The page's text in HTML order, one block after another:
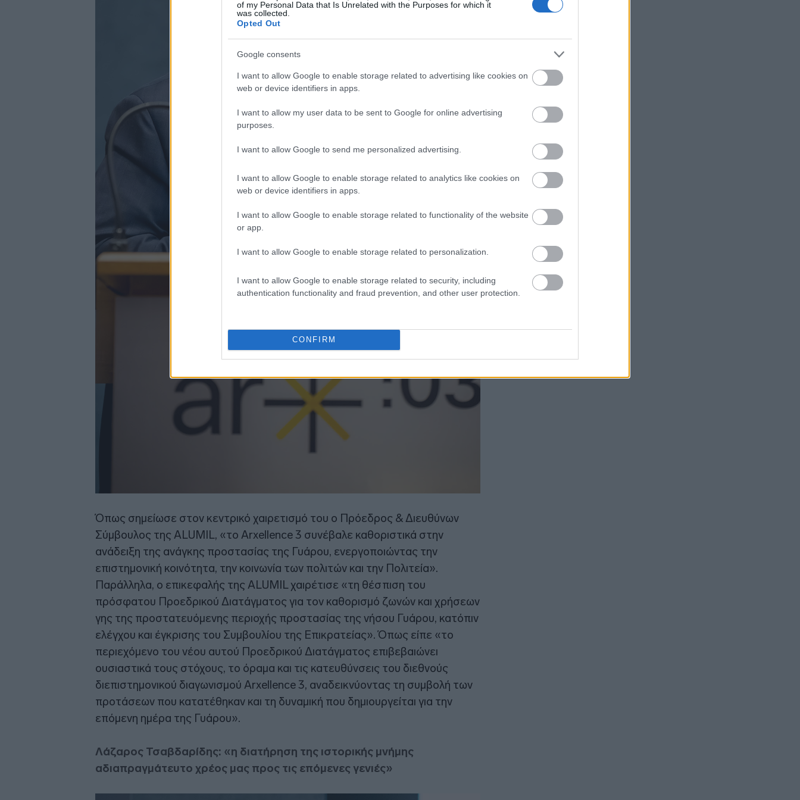
of my Personal Data that Is Unrelated with the Purposes for which it
was collected.
Opted Out
Google consents
I want to allow Google to enable storage related to advertising like cookies on
web or device identifiers in apps.
I want to allow my user data to be sent to Google for online advertising
purposes.
I want to allow Google to send me personalized advertising.
I want to allow Google to enable storage related to analytics like cookies on
web or device identifiers in apps.
I want to allow Google to enable storage related to functionality of the website
or app.
I want to allow Google to enable storage related to personalization.
I want to allow Google to enable storage related to security, including
authentication functionality and fraud prevention, and other user protection.
CONFIRM
Όπως σημείωσε στον κεντρικό χαιρετισμό του ο Πρόεδρος & Διευθύνων
Σύμβουλος της ALUMIL, «το Arxellence 3 συνέβαλε καθοριστικά στην
ανάδειξη της ανάγκης προστασίας της Γυάρου, ενεργοποιώντας την
επιστημονική κοινότητα, την κοινωνία των πολιτών και την Πολιτεία».
Παράλληλα, ο επικεφαλής της ALUMIL χαιρέτισε «τη θέσπιση του
πρόσφατου Προεδρικού Διατάγματος για τον καθορισμό ζωνών και χρήσεων
γης της προστατευόμενης περιοχής προστασίας της νήσου Γυάρου, κατόπιν
ελέγχου και έγκρισης του Συμβουλίου της Επικρατείας». Όπως είπε «το
περιεχόμενο του νέου αυτού Προεδρικού Διατάγματος επιβεβαιώνει
ουσιαστικά τους στόχους, το όραμα και τις κατευθύνσεις του διεθνούς
διεπιστημονικού διαγωνισμού Arxellence 3, αναδεικνύοντας τη συμβολή των
προτάσεων που κατατέθηκαν και τη δυναμική που δημιουργείται για την
επόμενη ημέρα της Γυάρου».
Λάζαρος Τσαβδαρίδης: «η διατήρηση της ιστορικής μνήμης
αδιαπραγμάτευτο χρέος μας προς τις επόμενες γενιές»
drones τη νύχτα - Ελαφρές ζημιές σε
09:31 Ουκρανία-Ρωσία: Έξι νεκροί από
ρωσικά πλήγματα στην Μπαλακλία και
Ιός Δυτικού Νείλου: Στα 65 τα
σε μία εβδομάδα, 6 θάνατοι
Metlen: Καθαρά κέρδη 313 εκατ. ευρώ -
εξάμηνο